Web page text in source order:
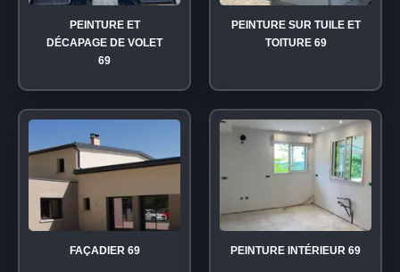
PEINTURE ET
DÉCAPAGE DE VOLET
69
PEINTURE SUR TUILE ET
TOITURE 69
FAÇADIER 69 PEINTURE INTÉRIEUR 69